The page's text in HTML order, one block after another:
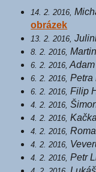
14. 2. 2016,
obrázek
13. 2. 2016,
8. 2. 2016,
6. 2. 2016,
6. 2. 2016, Petra
6. 2. 2016, Filip
4. 2. 2016,
4. 2. 2016,
4. 2. 2016,
4. 2. 2016,
4. 2. 2016, Petr